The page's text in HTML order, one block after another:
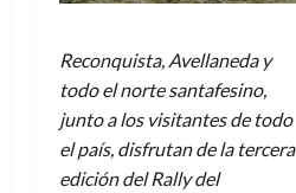
Reconquista, Avellaneda y
todo el norte santafesino,
junto a los visitantes de todo
el país, disfrutan de la tercera
edición del Rally del